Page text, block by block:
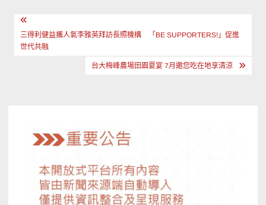
文
章
三得利健益攜人氣李雅英拜訪長照機構 「BE SUPPORTERS!」促進
世代共融
台大梅峰農場田園夏宴 7月邀您吃在地享清涼